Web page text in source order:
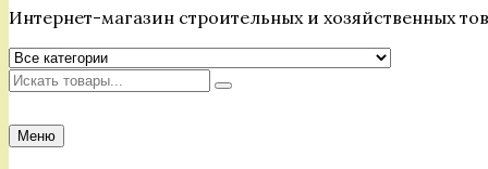
Интернет-магазин строительных и хозяйственных
Искать
Меню